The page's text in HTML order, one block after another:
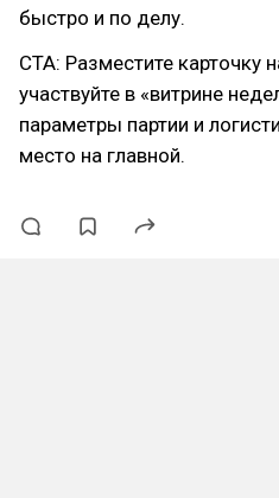
быстро и по делу.
CTA: Разместите карточку
участвуйте в «витрине
параметры партии и
место на главной.